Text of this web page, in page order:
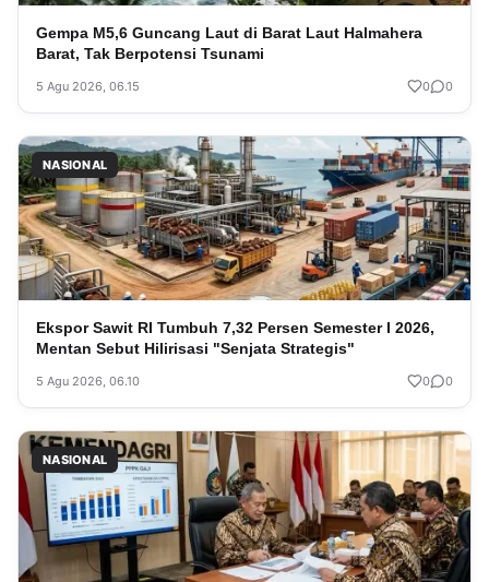
Gempa M5,6 Guncang Laut di Barat Laut Halmahera
Barat, Tak Berpotensi Tsunami
5 Agu 2026, 06.15 0 0
NASIONAL
Ekspor Sawit RI Tumbuh 7,32 Persen Semester I 2026,
Mentan Sebut Hilirisasi "Senjata Strategis"
5 Agu 2026, 06.10 0 0
NASIONAL